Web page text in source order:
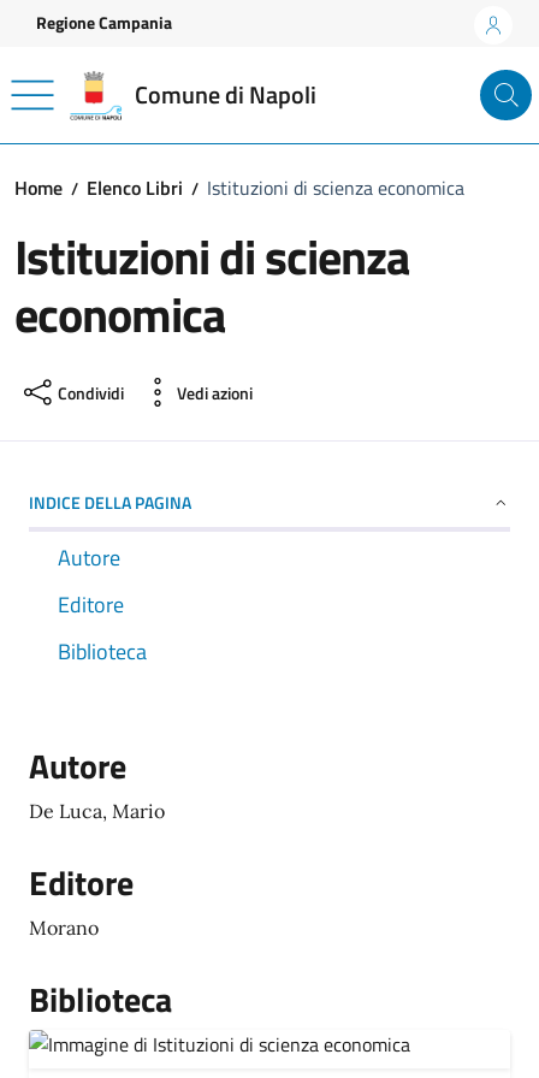
Vai ai contenuti
Vai al footer
Regione Campania
Comune di Napoli
Home Elenco Libri Istituzioni di scienza economica
Istituzioni di scienza
economica
Condividi Vedi azioni
INDICE DELLA PAGINA
Autore
Editore
Biblioteca
Autore
De Luca, Mario
Editore
Morano
Biblioteca